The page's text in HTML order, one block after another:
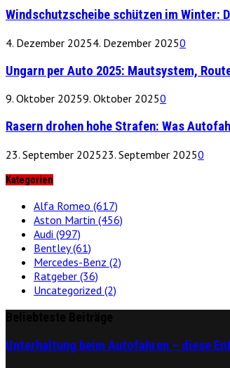
Windschutzscheibe schützen im Winter:
4. Dezember 20254. Dezember 20250
Ungarn per Auto 2025: Mautsystem,
9. Oktober 20259. Oktober 20250
Rasern drohen hohe Strafen: Was
23. September 202523. September 20250
Kategorien
Alfa Romeo (617)
Aston Martin (456)
Audi (997)
Bentley(61)
Mercedes-Benz (2)
Ratgeber (36)
Uncategorized (2)
Unterhaltung beim Autofahren – diese